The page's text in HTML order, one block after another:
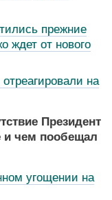
прежние
ждет от нового
на
Президент
и чем пообещал
угощении на